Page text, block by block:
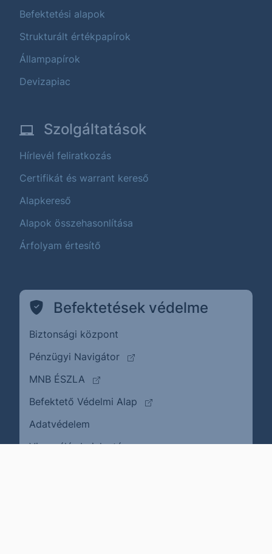
Befektetési alapok
Strukturált értékpapírok
Állampapírok
Devizapiac
Szolgáltatások
Hírlevél feliratkozás
Certifikát és warrant kereső
Alapkereső
Alapok összehasonlítása
Árfolyam értesítő
Befektetések védelme
Biztonsági központ
Pénzügyi Navigátor
(külső oldalra ugrik)
MNB ÉSZLA
(külső oldalra ugrik)
Befektető Védelmi Alap
(külső oldalra ugrik)
Adatvédelem
Visszaélés bejelentése(külső oldalra ugrik)